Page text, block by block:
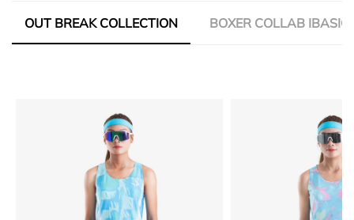
OUT BREAK COLLECTION BOXER COLLAB IBASIC